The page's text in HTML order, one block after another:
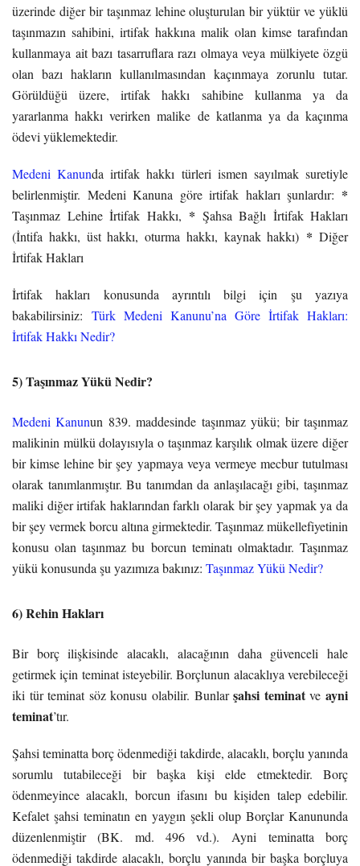
üzerinde diğer bir taşınmaz lehine oluşturulan bir yüktür ve yüklü
taşınmazın sahibini, irtifak hakkına malik olan kimse tarafından
kullanmaya ait bazı tasarruflara razı olmaya veya mülkiyete özgü
olan bazı hakların kullanılmasından kaçınmaya zorunlu tutar.
Görüldüğü üzere, irtifak hakkı sahibine kullanma ya da
yararlanma hakkı verirken malike de katlanma ya da kaçınma
ödevi yüklemektedir.
Medeni Kanunda irtifak hakkı türleri ismen sayılmak suretiyle
belirlenmiştir. Medeni Kanuna göre irtifak hakları şunlardır: *
Taşınmaz Lehine İrtifak Hakkı, * Şahsa Bağlı İrtifak Hakları
(İntifa hakkı, üst hakkı, oturma hakkı, kaynak hakkı) *Diğer
İrtifak Hakları
İrtifak hakları konusunda ayrıntılı bilgi için şu yazıya
bakabilirsiniz: Türk Medeni Kanunu’na Göre İrtifak Hakları:
İrtifak Hakkı Nedir?
5) Taşınmaz Yükü Nedir?
Medeni Kanunun 839. maddesinde taşınmaz yükü; bir taşınmaz
malikinin mülkü dolayısıyla o taşınmaz karşılık olmak üzere diğer
bir kimse lehine bir şey yapmaya veya vermeye mecbur tutulması
olarak tanımlanmıştır. Bu tanımdan da anlaşılacağı gibi, taşınmaz
maliki diğer irtifak haklarından farklı olarak bir şey yapmak ya da
bir şey vermek borcu altına girmektedir. Taşınmaz mükellefiyetinin
konusu olan taşınmaz bu borcun teminatı olmaktadır. Taşınmaz
yükü konusunda şu yazımıza bakınız: Taşınmaz Yükü Nedir?
6) Rehin Hakları
Bir borç ilişkisinde alacaklı, alacağının daha güvenceli hale
getirmek için teminat isteyebilir. Borçlunun alacaklıya verebileceği
iki tür teminat söz konusu olabilir. Bunlarşahsi teminatveayni
teminat’tır.
Şahsi teminatta borç ödenmediği takdirde, alacaklı, borçlu yanında
sorumlu tutabileceği bir başka kişi elde etmektedir. Borç
ödenmeyince alacaklı, borcun ifasını bu kişiden talep edebilir.
Kefalet şahsi teminatın en yaygın şekli olup Borçlar Kanununda
düzenlenmiştir (BK. md. 496 vd.). Ayni teminatta borç
ödenmediği takdirde alacaklı, borçlu yanında bir başka borçluya